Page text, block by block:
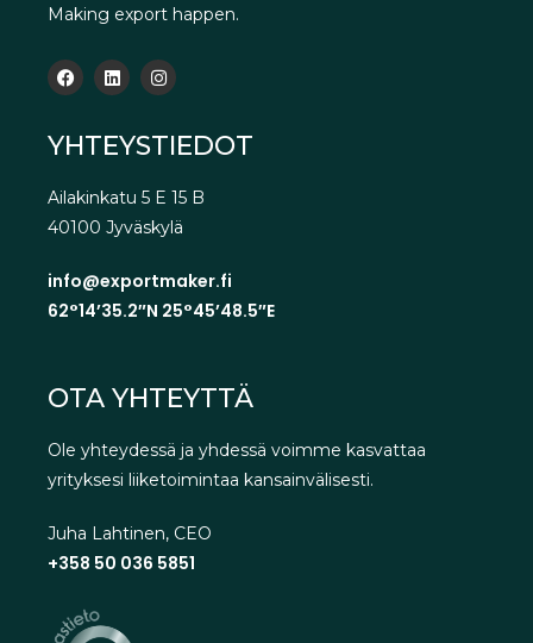
Making export happen.
YHTEYSTIEDOT
Ailakinkatu 5 E 15 B
40100 Jyväskylä
info@exportmaker.fi
62°14’35.2″N 25°45’48.5″E
OTA YHTEYTTÄ
Ole yhteydessä ja yhdessä voimme kasvattaa
yrityksesi liiketoimintaa kansainvälisesti.
Juha Lahtinen, CEO
+358 50 036 5851